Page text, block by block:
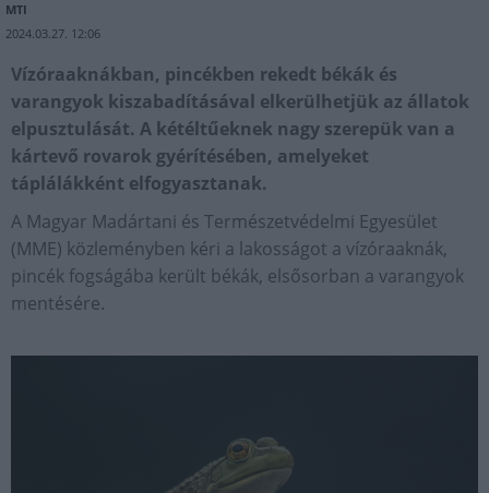
MTI
2024.03.27. 12:06
Vízóraaknákban, pincékben rekedt békák és
varangyok kiszabadításával elkerülhetjük az állatok
elpusztulását. A kétéltűeknek nagy szerepük van a
kártevő rovarok gyérítésében, amelyeket
táplálákként elfogyasztanak.
A Magyar Madártani és Természetvédelmi Egyesület
(MME) közleményben kéri a lakosságot a vízóraaknák,
pincék fogságába került békák, elsősorban a varangyok
mentésére.